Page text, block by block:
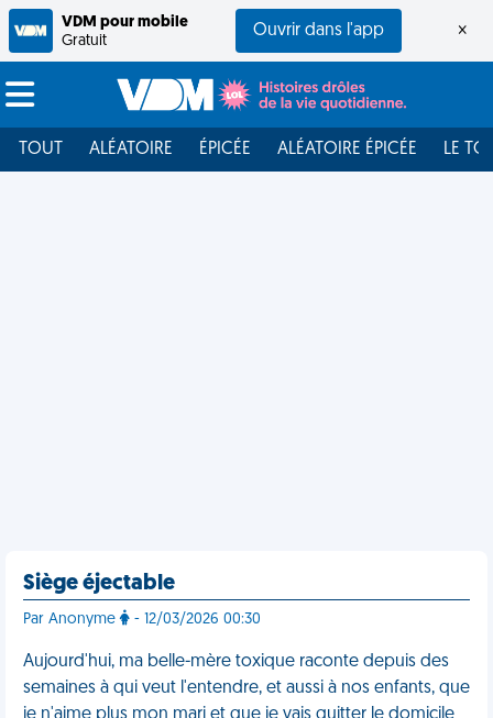
VDM pour mobile
Gratuit
Ouvrir dans l'app ×
TOUT ALÉATOIRE ÉPICÉE ALÉATOIRE ÉPICÉE LE
Siège éjectable
Par Anonyme - 12/03/2026 00:30
Aujourd'hui, ma belle-mère toxique raconte depuis des
semaines à qui veut l'entendre, et aussi à nos enfants, que